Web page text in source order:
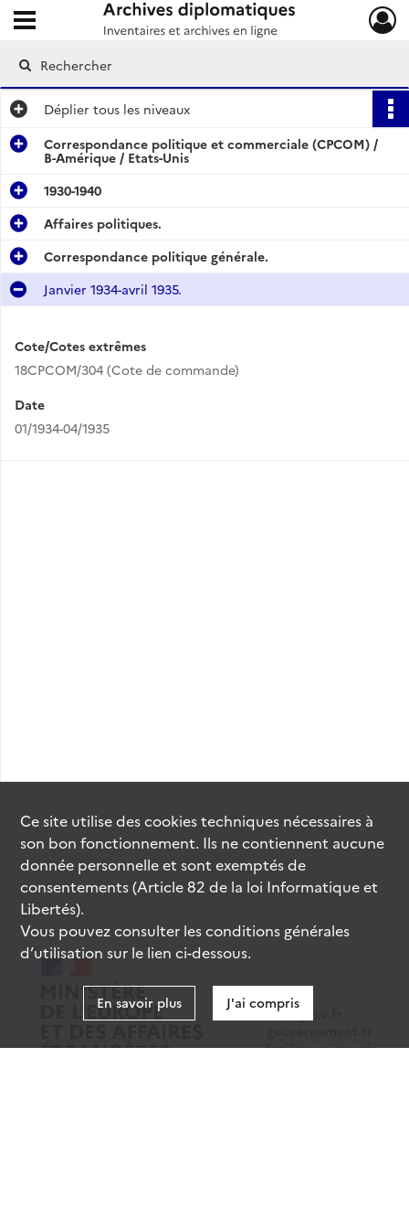
Archives diplomatiques
Ouvrir le menu déroulant
Déplier tous les niveaux
Correspondance politique et commerciale (CPCOM) /
B-Amérique / Etats-Unis
1930-1940
Affaires politiques.
Correspondance politique générale.
Janvier 1934-avril 1935.
Cote/Cotes extrêmes
18CPCOM/304 (Cote de commande)
Date
01/1934-04/1935
data.gouv.fr
legifrance.gouv.fr
Ce site utilise descookiestechniques nécessaires à
son bon fonctionnement. Ils ne contiennent aucune
donnée personnelle et sont exemptés de
consentements (Article 82 de la loi Informatique et
Libertés).
Vous pouvez consulter les conditions générales
d’utilisation sur le lien ci-dessous.
En savoir plus J'ai compris